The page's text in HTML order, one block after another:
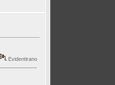
Evidentirano